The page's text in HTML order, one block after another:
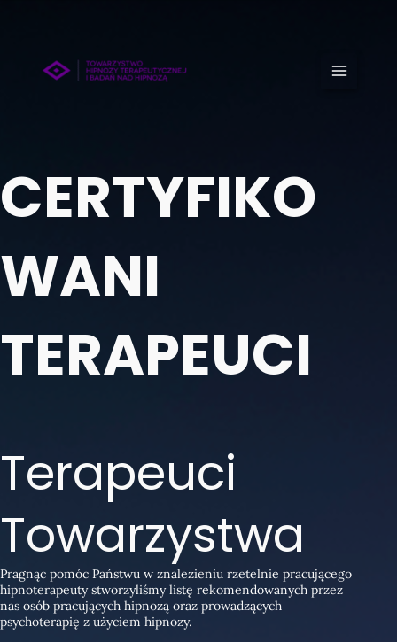
CERTYFIKO
WANI
TERAPEUCI
Terapeuci
Towarzystwa
Pragnąc pomóc Państwu w znalezieniu rzetelnie pracującego
hipnoterapeuty stworzyliśmy listę rekomendowanych przez
nas osób pracujących hipnozą oraz prowadzących
psychoterapię z użyciem hipnozy.